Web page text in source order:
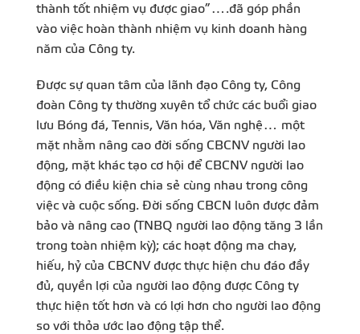
thành tốt nhiệm vụ được giao”….đã góp phần
vào việc hoàn thành nhiệm vụ kinh doanh hàng
năm của Công ty.
Được sự quan tâm của lãnh đạo Công ty, Công
đoàn Công ty thường xuyên tổ chức các buổi giao
lưu Bóng đá, Tennis, Văn hóa, Văn nghệ… một
mặt nhằm nâng cao đời sống CBCNV người lao
động, mặt khác tạo cơ hội để CBCNV người lao
động có điều kiện chia sẻ cùng nhau trong công
việc và cuộc sống. Đời sống CBCN luôn được đảm
bảo và nâng cao (TNBQ người lao động tăng 3 lần
trong toàn nhiệm kỳ); các hoạt động ma chay,
hiếu, hỷ của CBCNV được thực hiện chu đáo đầy
đủ, quyền lợi của người lao động được Công ty
thực hiện tốt hơn và có lợi hơn cho người lao động
so với thỏa ước lao động tập thể.